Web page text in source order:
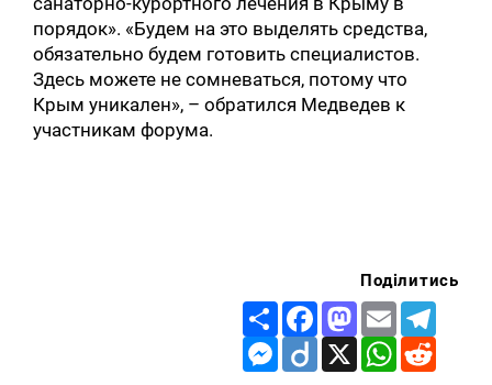
порядок». «Будем на это выделять средства,
обязательно будем готовить специалистов.
Здесь можете не сомневаться, потому что
Крым уникален», – обратился Медведев к
участникам форума.
Поділитись
Share FacebookMastodon
Email
Messenger
Diigo X WhatsApp